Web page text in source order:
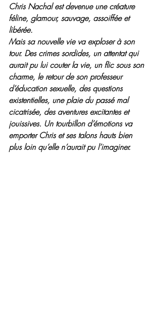
Chris Nachal est devenue une créature
féline, glamour, sauvage, assoiffée et
libérée.
Mais sa nouvelle vie va exploser à son
tour. Des crimes sordides, un attentat qui
aurait pu lui couter la vie, un flic sous son
charme, le retour de son professeur
d’éducation sexuelle, des questions
existentielles, une plaie du passé mal
cicatrisée, des aventures excitantes et
jouissives. Un tourbillon d’émotions va
emporter Chris et ses talons hauts bien
plus loin qu’elle n’aurait pu l’imaginer.